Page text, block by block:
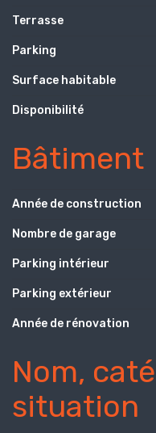
Terrasse
Parking
Surface habitable
Disponibilité
Bâtiment
Année de construction
Nombre de garage
Parking intérieur
Parking extérieur
Année de rénovation
Nom,
situation